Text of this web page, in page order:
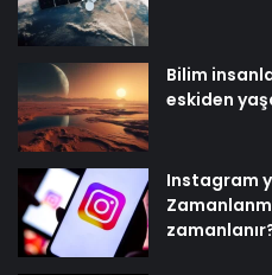
Bilim
eskiden
Instagram